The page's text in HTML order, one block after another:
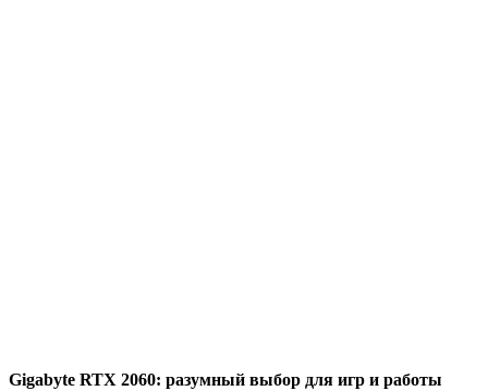
Gigabyte RTX 2060: разумный выбор для игр и работы